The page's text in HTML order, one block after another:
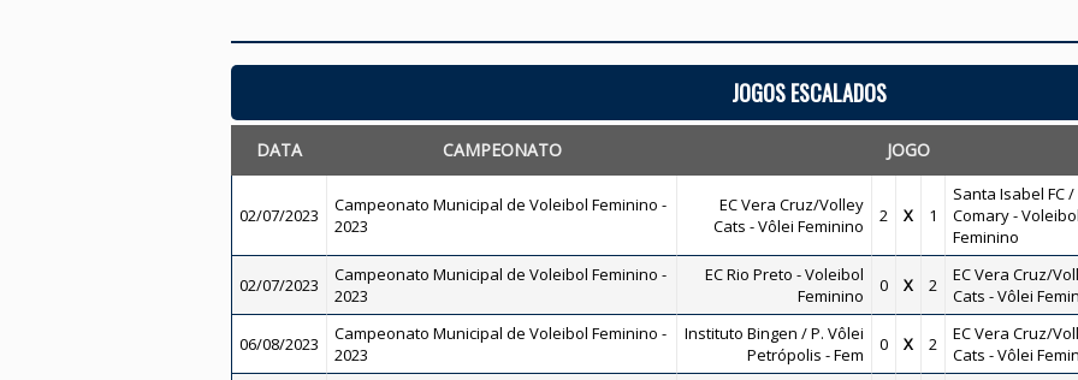
JOGOS ESCALADOS
DATA CAMPEONATO JOGO
02/07/2023
Campeonato Municipal de Voleibol Feminino -
2023
EC Vera Cruz/Volley
Cats - Vôlei Feminino
2 X 1
Santa Isabel FC /
Comary - Voleibol
Feminino
02/07/2023
Campeonato Municipal de Voleibol Feminino -
2023
EC Rio Preto - Voleibol
Feminino
0 X 2
EC Vera Cruz/
Cats - Vôlei
06/08/2023
Campeonato Municipal de Voleibol Feminino -
2023
Instituto Bingen / P. Vôlei
Petrópolis - Fem
0 X 2
EC Vera Cruz/
Cats - Vôlei